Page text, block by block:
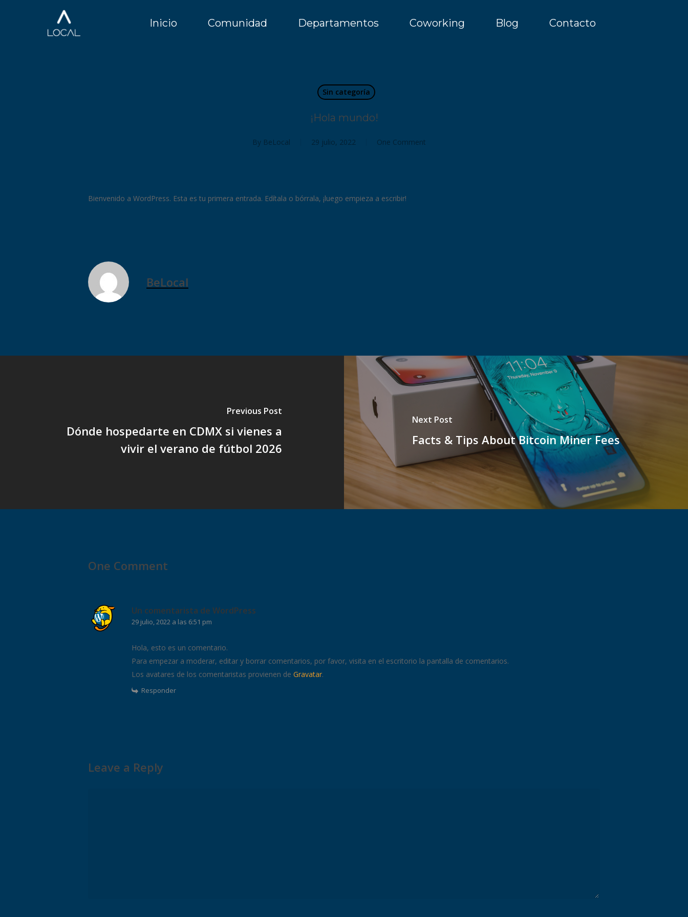
Inicio Comunidad Departamentos Coworking Blog Contacto
Sin categoría
¡Hola mundo!
By BeLocal 29 julio, 2022 One Comment
Bienvenido a WordPress. Esta es tu primera entrada. Edítala o bórrala, ¡luego empieza a escribir!
BeLocal
Previous Post
Dónde hospedarte en CDMX si vienes a
vivir el verano de fútbol 2026
Next Post
Facts & Tips About Bitcoin Miner Fees
One Comment
Un comentarista de WordPress
29 julio, 2022 a las 6:51 pm
Hola, esto es un comentario.
Para empezar a moderar, editar y borrar comentarios, por favor, visita en el escritorio la pantalla de comentarios.
Los avatares de los comentaristas provienen de Gravatar.
Responder
Leave a Reply